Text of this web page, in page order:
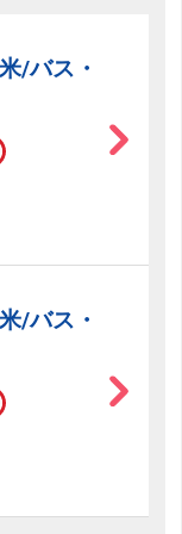
/バス・
/バス・